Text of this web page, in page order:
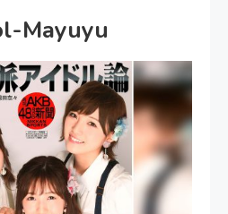
Mayuyu